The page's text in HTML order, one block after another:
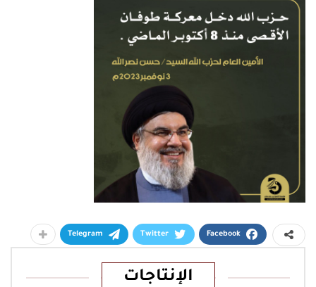
Facebook
Twitter
Telegram
الإنتاجات